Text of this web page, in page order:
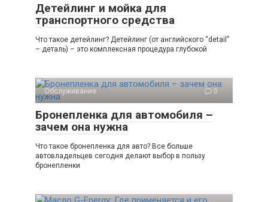
Детейлинг и мойка для
транспортного средства
Что такое детейлинг? Детейлинг (от английского “detail”
– деталь) – это комплексная процедура глубокой
Обслуживание 0
Бронепленка для автомобиля –
зачем она нужна
Что такое бронепленка для авто? Все больше
автовладельцев сегодня делают выбор в пользу
бронепленки